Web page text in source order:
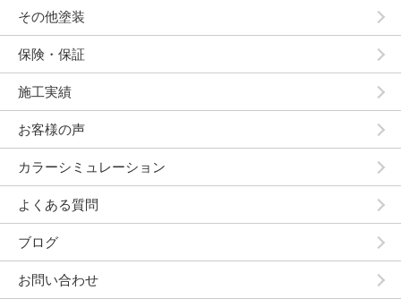
その他塗装
保険・保証
施工実績
お客様の声
カラーシミュレーション
よくある質問
ブログ
お問い合わせ